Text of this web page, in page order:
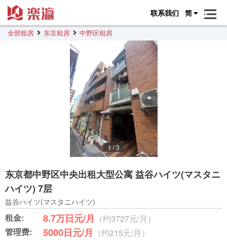
联系我们 简
全部租房 东京租房 中野区租房
1/3
东京都中野区中央出租大型公寓 益谷ハイツ(マスタニ
ハイツ) 7层
益谷ハイツ(マスタニハイツ)
租金: 8.7万日元/月 （约3727元/月）
管理费:
5000日元/月 （约215元/月）